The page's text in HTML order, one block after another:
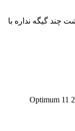
چند گیگه نداره با
Optimum 11